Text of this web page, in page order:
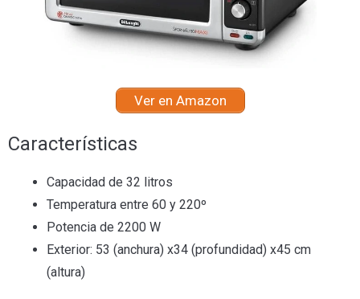
Ver en Amazon
Características
Capacidad de 32 litros
Temperatura entre 60 y 220º
Potencia de 2200 W
Exterior: 53 (anchura) x34 (profundidad) x45 cm
(altura)